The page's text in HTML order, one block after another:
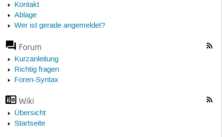
Kontakt
Ablage
Wer ist gerade angemeldet?
Forum
Kurzanleitung
Richtig fragen
Foren-Syntax
Wiki
Übersicht
Startseite